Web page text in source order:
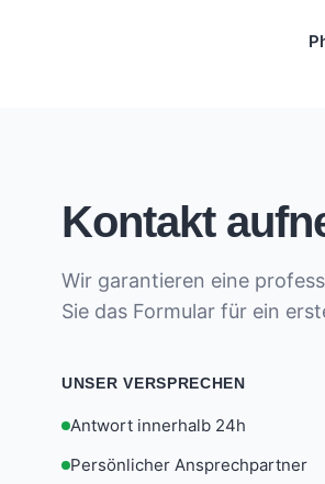
Kontakt
Wir garantieren eine
Sie das Formular für ein
UNSER VERSPRECHEN
Antwort innerhalb 24h
Persönlicher Ansprechpartner